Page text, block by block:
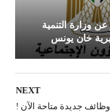
وزارة التنمية
خان يونس
NEXT
جديدة متاحة الآن !